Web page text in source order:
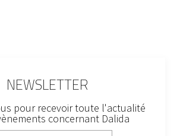
NEWSLETTER
pour recevoir toute l'actualité
concernant Dalida